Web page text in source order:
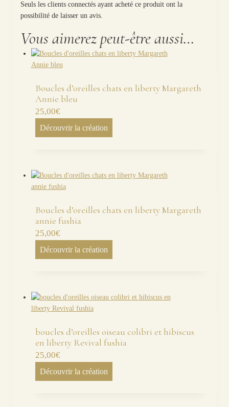
Seuls les clients connectés ayant acheté ce produit ont la
possibilité de laisser un avis.
Vous aimerez peut-être aussi…
Boucles d’oreilles chats en liberty Margareth
Annie bleu
25,00€
Découvrir la création
Boucles d’oreilles chats en liberty Margareth
annie fushia
25,00€
Découvrir la création
boucles d’oreilles oiseau colibri et hibiscus
en liberty Revival fushia
25,00€
Découvrir la création